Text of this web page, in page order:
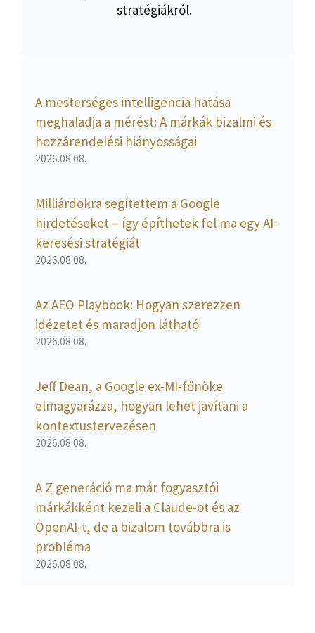
stratégiákról.
A mesterséges intelligencia hatása
meghaladja a mérést: A márkák bizalmi és
hozzárendelési hiányosságai
2026.08.08.
Milliárdokra segítettem a Google
hirdetéseket – így építhetek fel ma egy AI-
keresési stratégiát
2026.08.08.
Az AEO Playbook: Hogyan szerezzen
idézetet és maradjon látható
2026.08.08.
Jeff Dean, a Google ex-MI-főnöke
elmagyarázza, hogyan lehet javítani a
kontextustervezésen
2026.08.08.
A Z generáció ma már fogyasztói
márkákként kezeli a Claude-ot és az
OpenAI-t, de a bizalom továbbra is
probléma
2026.08.08.